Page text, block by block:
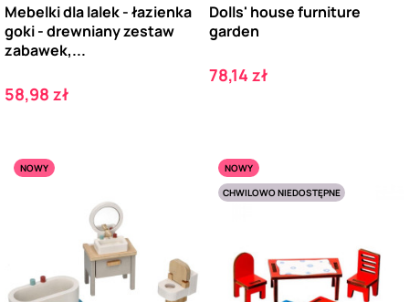
Mebelki dla lalek - łazienka
goki - drewniany zestaw
zabawek,...
Cena
58,98 zł
Dolls' house furniture
garden
Cena
78,14 zł
NOWY
NOWY
CHWILOWO NIEDOSTĘPNE